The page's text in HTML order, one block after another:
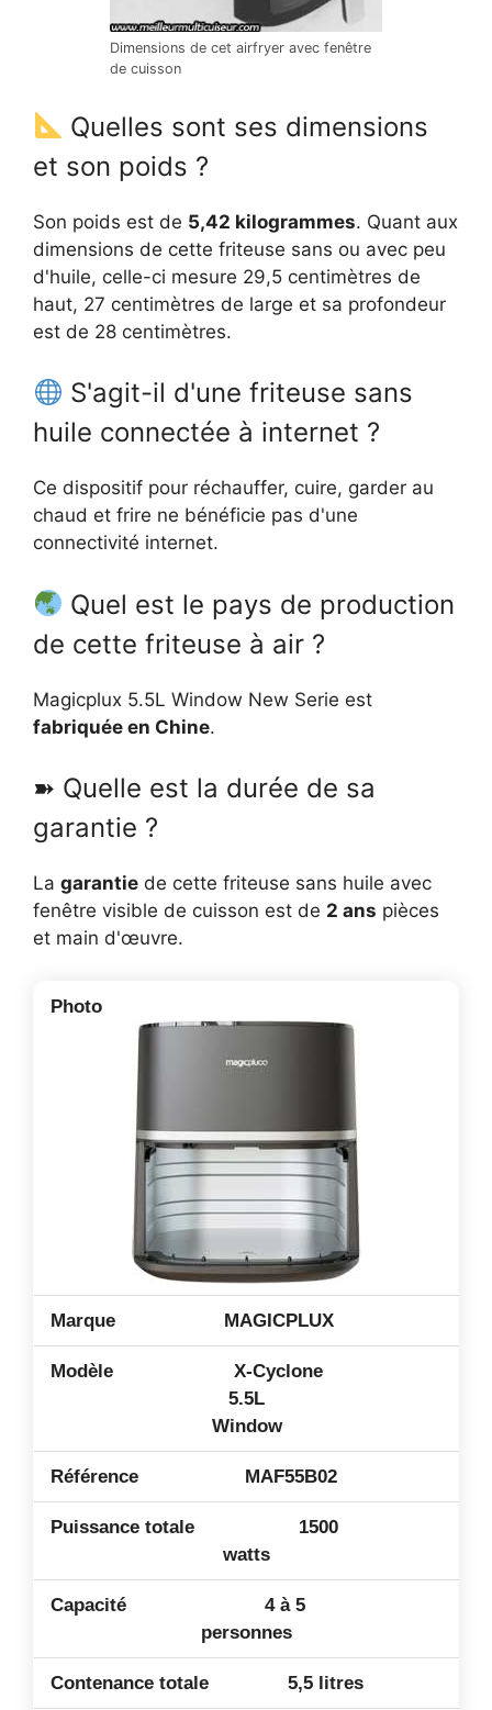
Dimensions de cet airfryer avec fenêtre
de cuisson
Quelles sont ses dimensions
et son poids ?
Son poids est de 5,42 kilogrammes. Quant aux
dimensions de cette friteuse sans ou avec peu
d'huile, celle-ci mesure 29,5 centimètres de
haut, 27 centimètres de large et sa profondeur
est de 28 centimètres.
S'agit-il d'une friteuse sans
huile connectée à internet ?
Ce dispositif pour réchauffer, cuire, garder au
chaud et frire ne bénéficie pas d'une
connectivité internet.
Quel est le pays de production
de cette friteuse à air ?
Magicplux 5.5L Window New Serie est
fabriquée en Chine.
➽ Quelle est la durée de sa
garantie ?
La garantie de cette friteuse sans huile avec
fenêtre visible de cuisson est de 2 ans pièces
et main d'œuvre.
MAGICPLUX
X-Cyclone
5.5L
Window
MAF55B02
1500
watts
4 à 5
personnes
5,5 litres